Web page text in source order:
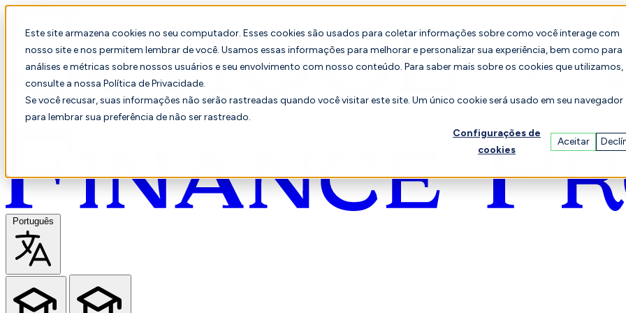
Este site armazena cookies no seu computador. Esses cookies são usados para coletar informações sobre como você interage com
nosso site e nos permitem lembrar de você. Usamos essas informações para melhorar e personalizar sua experiência, bem como para
análises e métricas sobre nossos usuários e seu envolvimento com nosso conteúdo. Para saber mais sobre os cookies que utilizamos,
consulte a nossa Política de Privacidade.
Se você recusar, suas informações não serão rastreadas quando você visitar este site. Um único cookie será usado em seu navegador
para lembrar sua preferência de não ser rastreado.
Configurações de
cookies
Aceitar
Português